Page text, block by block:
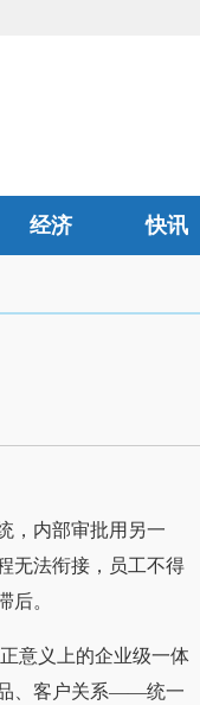
经济 快讯
，内部审批用另一
无法衔接，员工不得
后。
意义上的企业级一体
、客户关系——统一